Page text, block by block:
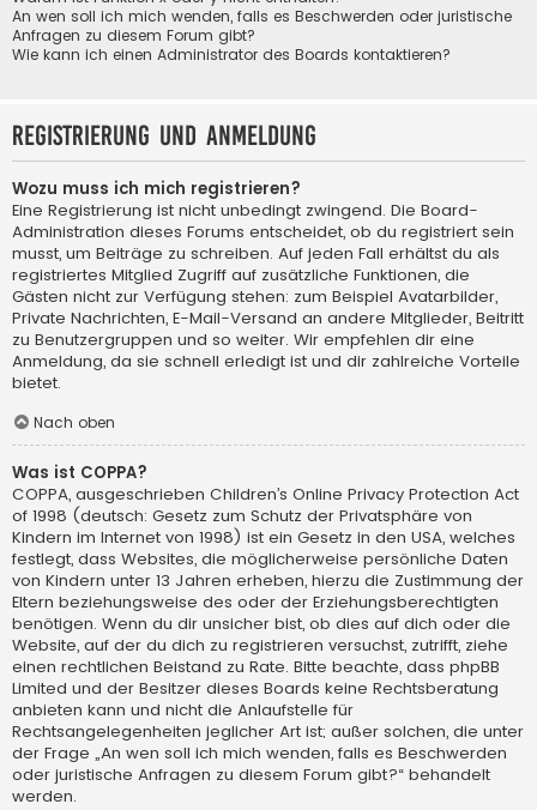
An wen soll ich mich wenden, falls es Beschwerden oder juristische
Anfragen zu diesem Forum gibt?
Wie kann ich einen Administrator des Boards kontaktieren?
Registrierung und Anmeldung
Wozu muss ich mich registrieren?
Eine Registrierung ist nicht unbedingt zwingend. Die Board-
Administration dieses Forums entscheidet, ob du registriert sein
musst, um Beiträge zu schreiben. Auf jeden Fall erhältst du als
registriertes Mitglied Zugriff auf zusätzliche Funktionen, die
Gästen nicht zur Verfügung stehen: zum Beispiel Avatarbilder,
Private Nachrichten, E-Mail-Versand an andere Mitglieder, Beitritt
zu Benutzergruppen und so weiter. Wir empfehlen dir eine
Anmeldung, da sie schnell erledigt ist und dir zahlreiche Vorteile
bietet.
Nach oben
Was ist COPPA?
COPPA, ausgeschrieben Children’s Online Privacy Protection Act
of 1998 (deutsch: Gesetz zum Schutz der Privatsphäre von
Kindern im Internet von 1998) ist ein Gesetz in den USA, welches
festlegt, dass Websites, die möglicherweise persönliche Daten
von Kindern unter 13 Jahren erheben, hierzu die Zustimmung der
Eltern beziehungsweise des oder der Erziehungsberechtigten
benötigen. Wenn du dir unsicher bist, ob dies auf dich oder die
Website, auf der du dich zu registrieren versuchst, zutrifft, ziehe
einen rechtlichen Beistand zu Rate. Bitte beachte, dass phpBB
Limited und der Besitzer dieses Boards keine Rechtsberatung
anbieten kann und nicht die Anlaufstelle für
Rechtsangelegenheiten jeglicher Art ist; außer solchen, die unter
der Frage „An wen soll ich mich wenden, falls es Beschwerden
oder juristische Anfragen zu diesem Forum gibt?“ behandelt
werden.